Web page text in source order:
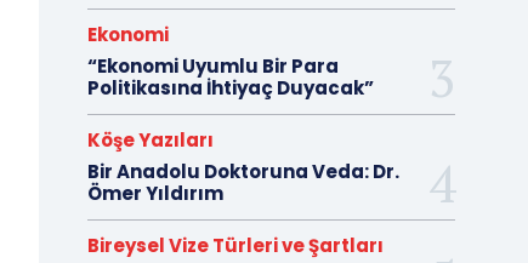
Ekonomi
“Ekonomi Uyumlu Bir Para
Politikasına İhtiyaç Duyacak”
Köşe Yazıları
Bir Anadolu Doktoruna Veda: Dr.
Ömer Yıldırım
Bireysel Vize Türleri ve Şartları